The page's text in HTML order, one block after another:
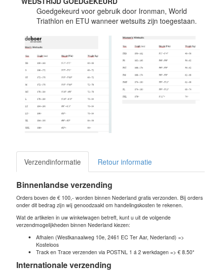
Goedgekeurd voor gebruik door Ironman, World
Triathlon en ETU wanneer wetsuits zijn toegestaan.
Verzendinformatie Retour informatie
Binnenlandse verzending
Orders boven de € 100,- worden binnen Nederland gratis verzonden. Bij orders
onder dit bedrag zijn wij genoodzaakt om handelingskosten te rekenen.
Wat de artikelen in uw winkelwagen betreft, kunt u uit de volgende
verzendmogelijkheden binnen Nederland kiezen:
Afhalen (Westkanaalweg 10e, 2461 EC Ter Aar, Nederland) =>
Kosteloos
Track en Trace verzenden via POSTNL 1 á 2 werkdagen => € 8.50*
Internationale verzending